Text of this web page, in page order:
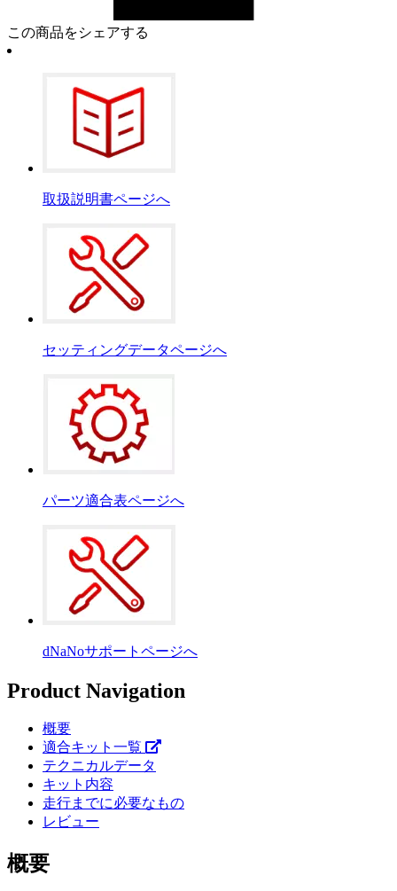
この商品をシェアする
取扱説明書ページへ
セッティングデータページへ
パーツ適合表ページへ
dNaNoサポートページへ
Product Navigation
概要
適合キット一覧
テクニカルデータ
キット内容
走行までに必要なもの
レビュー
概要